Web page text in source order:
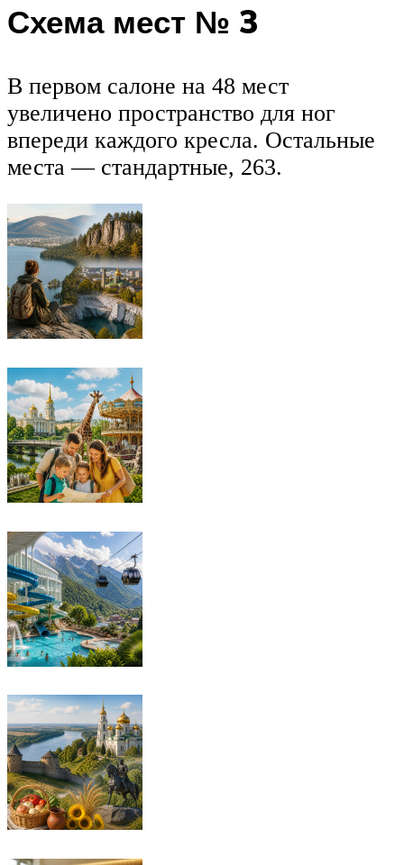
Схема мест № 3
В первом салоне на 48 мест
увеличено пространство для ног
впереди каждого кресла. Остальные
места — стандартные, 263.